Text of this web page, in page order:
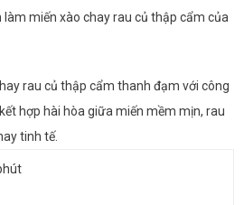
miến xào chay rau củ thập cẩm của
rau củ thập cẩm thanh đạm với công
hợp hài hòa giữa miến mềm mịn, rau
tinh tế.